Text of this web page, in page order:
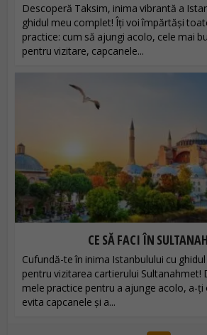
Descoperă Taksim, inima vibrantă a
ghidul meu complet! Îți voi împărtăși
practice: cum să ajungi acolo, cele mai
pentru vizitare, capcanele...
CE SĂ FACI ÎN
Cufundă-te în inima Istanbulului cu
pentru vizitarea cartierului Sultanahmet!
mele practice pentru a ajunge acolo, a-
evita capcanele și a...